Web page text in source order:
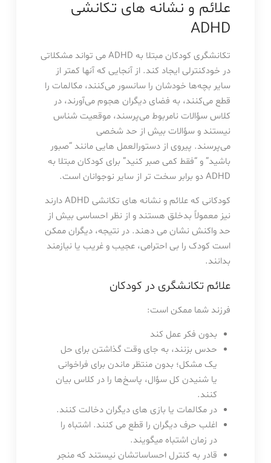
علائم و نشانه های تکانشی
ADHD
تکانشگری کودکان مبتلا به ADHD می تواند مشکلاتی
در خودکنترلی ایجاد کند. از آنجایی که آنها کمتر از
سایر بچه‌ها خودشان را سانسور می‌کنند، مکالمات را
قطع می‌کنند، به فضای دیگران هجوم می‌آورند، در
کلاس سؤالات نامربوط می‌پرسند، موقعیت شناس
نیستند و سؤالات بیش از حد شخصی
می‌پرسند. پیروی از دستورالعمل هایی مانند “صبور
باشید” و “فقط کمی صبر کنید” برای کودکان مبتلا به
ADHD دو برابر سخت تر از سایر نوجوانان است.
کودکانی که علائم و نشانه های تکانشی ADHD دارند
نیز معمولاً بدخلق هستند و از نظر احساسی بیش از
حد واکنش نشان می دهند. در نتیجه، دیگران ممکن
است کودک را بی احترامی، عجیب و غریب یا نیازمند
بدانند.
علائم تکانشگری در کودکان
فرزند شما ممکن است:
بدون فکر عمل کند
حدس بزنند، به جای وقت گذاشتن برای حل
یک مشکل؛ بدون منتظر ماندن برای فراخوانی
یا شنیدن کل سؤال، پاسخ‌ها را در کلاس بیان
کنند.
در مکالمات یا بازی های دیگران دخالت کنند.
اغلب حرف دیگران را قطع می کنند. اشتباه را
در زمان اشتباه میگویند.
قادر به کنترل احساساتشان نیستند که منجر